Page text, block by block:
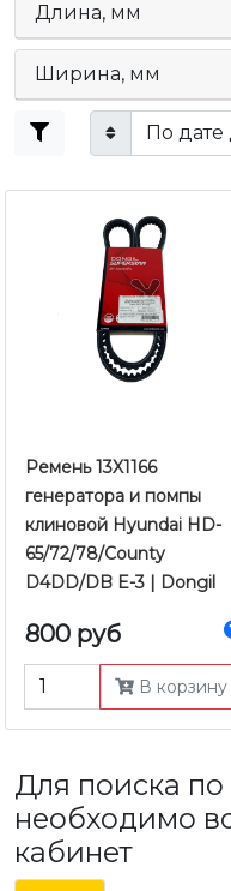
Длина, мм
Ширина, мм
Ремень 13X1166
генератора и помпы
клиновой Hyundai HD-
65/72/78/County
D4DD/DB E-3 | Dongil
800 руб
В корзину
Для поиска
необходимо
кабинет